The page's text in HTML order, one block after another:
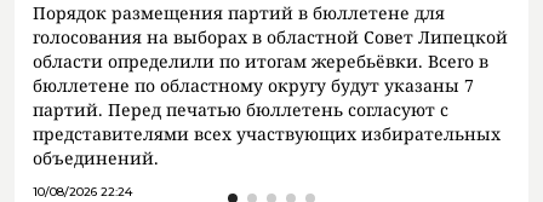
Порядок размещения партий в бюллетене для
голосования на выборах в областной Совет Липецкой
области определили по итогам жеребьёвки. Всего в
бюллетене по областному округу будут указаны 7
партий. Перед печатью бюллетень согласуют с
представителями всех участвующих избирательных
объединений.
10/08/2026 22:24